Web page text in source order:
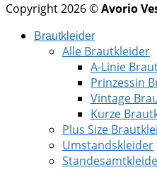
Copyright 2026 ©Avorio
Brautkleider
Alle Brautkleider
A-Linie
Prinzessin
Vintage
Kurze
Plus Size
Umstandskleider